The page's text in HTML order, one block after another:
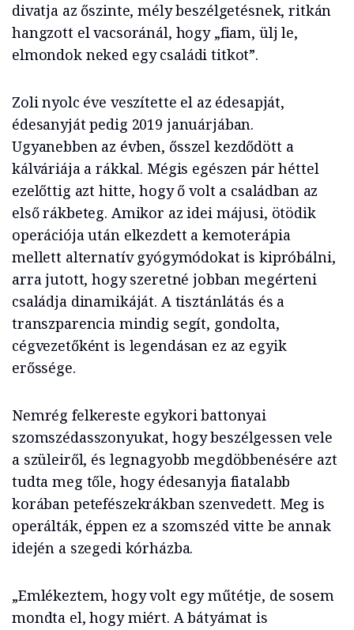
divatja az őszinte, mély beszélgetésnek, ritkán
hangzott el vacsoránál, hogy „fiam, ülj le,
elmondok neked egy családi titkot”.
Zoli nyolc éve veszítette el az édesapját,
édesanyját pedig 2019 januárjában.
Ugyanebben az évben, ősszel kezdődött a
kálváriája a rákkal. Mégis egészen pár héttel
ezelőttig azt hitte, hogy ő volt a családban az
első rákbeteg. Amikor az idei májusi, ötödik
operációja után elkezdett a kemoterápia
mellett alternatív gyógymódokat is kipróbálni,
arra jutott, hogy szeretné jobban megérteni
családja dinamikáját. A tisztánlátás és a
transzparencia mindig segít, gondolta,
cégvezetőként is legendásan ez az egyik
erőssége.
Nemrég felkereste egykori battonyai
szomszédasszonyukat, hogy beszélgessen vele
a szüleiről, és legnagyobb megdöbbenésére azt
tudta meg tőle, hogy édesanyja fiatalabb
korában petefészekrákban szenvedett. Meg is
operálták, éppen ez a szomszéd vitte be annak
idején a szegedi kórházba.
„Emlékeztem, hogy volt egy műtétje, de sosem
mondta el, hogy miért. A bátyámat is